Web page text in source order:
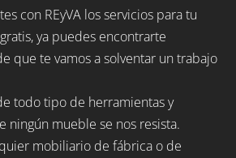
con REyVA los servicios para tu
ya puedes encontrarte
que te vamos a solventar un trabajo
todo tipo de herramientas y
ningún mueble se nos resista.
mobiliario de fábrica o de